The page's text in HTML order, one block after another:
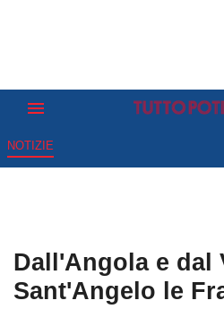
NOTIZIE
Dall'Angola e dal
Sant'Angelo le